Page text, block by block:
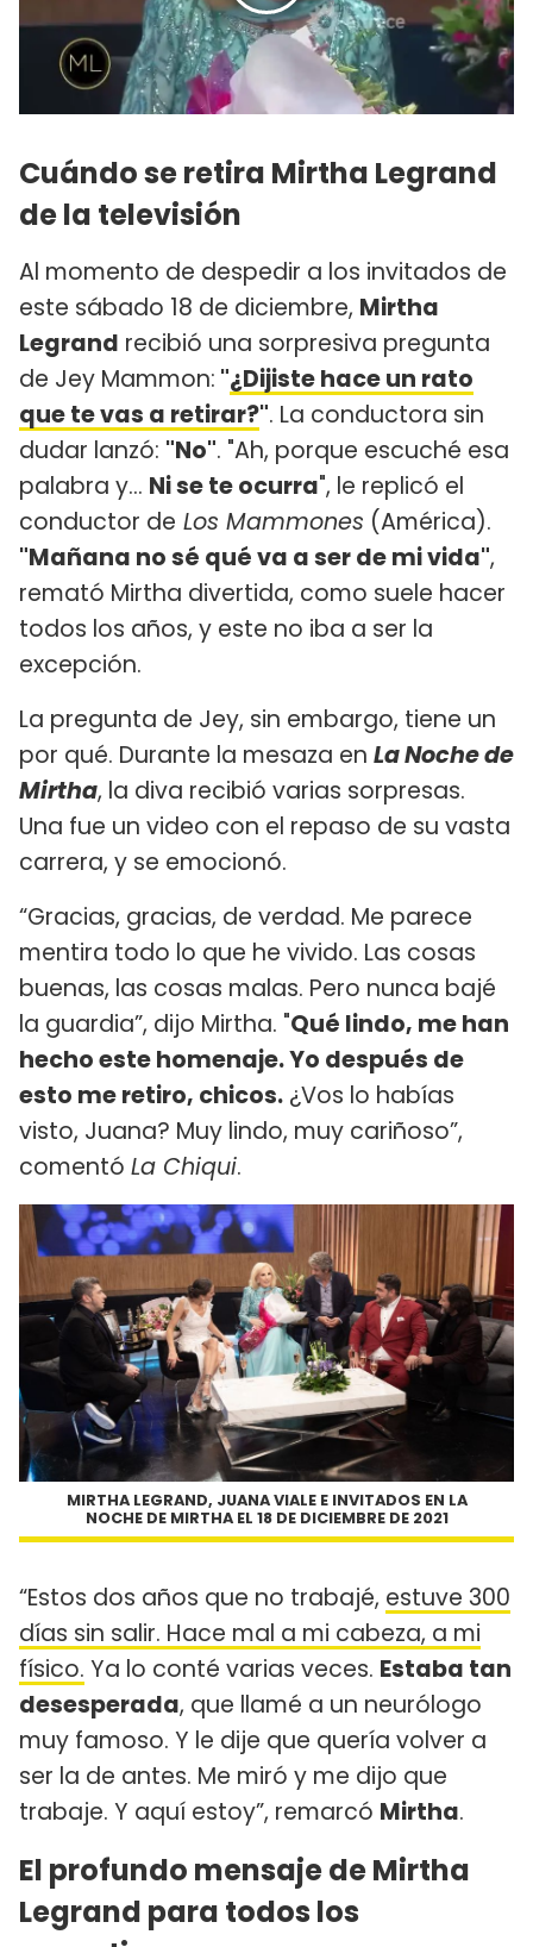
Cuándo se retira Mirtha Legrand
de la televisión
Al momento de despedir a los invitados de
este sábado 18 de diciembre, Mirtha
Legrand recibió una sorpresiva pregunta
de Jey Mammon: "¿Dijiste hace un rato
que te vas a retirar?". La conductora sin
dudar lanzó: "No". "Ah, porque escuché esa
palabra y... Ni se te ocurra", le replicó el
conductor de Los Mammones (América).
"Mañana no sé qué va a ser de mi vida",
remató Mirtha divertida, como suele hacer
todos los años, y este no iba a ser la
excepción.
La pregunta de Jey, sin embargo, tiene un
por qué. Durante la mesaza en La Noche de
Mirtha, la diva recibió varias sorpresas.
Una fue un video con el repaso de su vasta
carrera, y se emocionó.
“Gracias, gracias, de verdad. Me parece
mentira todo lo que he vivido. Las cosas
buenas, las cosas malas. Pero nunca bajé
la guardia”, dijo Mirtha. "Qué lindo, me han
hecho este homenaje. Yo después de
esto me retiro, chicos. ¿Vos lo habías
visto, Juana? Muy lindo, muy cariñoso”,
comentó La Chiqui.
MIRTHA LEGRAND, JUANA VIALE E INVITADOS EN LA
NOCHE DE MIRTHA EL 18 DE DICIEMBRE DE 2021
“Estos dos años que no trabajé, estuve 300
días sin salir. Hace mal a mi cabeza, a mi
físico. Ya lo conté varias veces. Estaba tan
desesperada, que llamé a un neurólogo
muy famoso. Y le dije que quería volver a
ser la de antes. Me miró y me dijo que
trabaje. Y aquí estoy”, remarcó Mirtha.
El profundo mensaje de Mirtha
Legrand para todos los